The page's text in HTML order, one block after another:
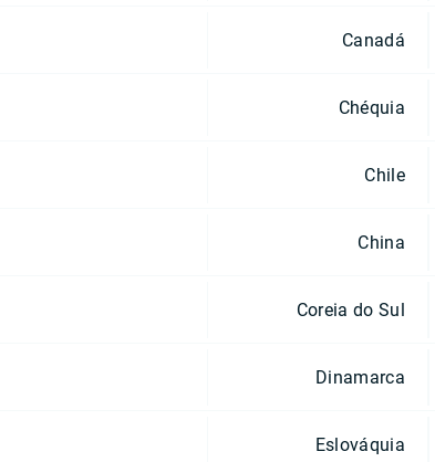
Canadá
Chéquia
Chile
China
Coreia do Sul
Dinamarca
Eslováquia